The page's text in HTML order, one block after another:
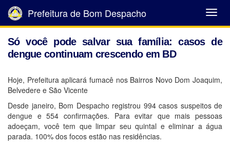
Abrir
Menu
Prefeitura de Bom Despacho
Só você pode salvar sua família: casos de
dengue continuam crescendo em BD
Hoje, Prefeitura aplicará fumacê nos Bairros Novo Dom Joaquim,
Belvedere e São Vicente
Desde janeiro, Bom Despacho registrou 994 casos suspeitos de
dengue e 554 confirmações. Para evitar que mais pessoas
adoeçam, você tem que limpar seu quintal e eliminar a água
parada. 100% dos focos estão nas residências.